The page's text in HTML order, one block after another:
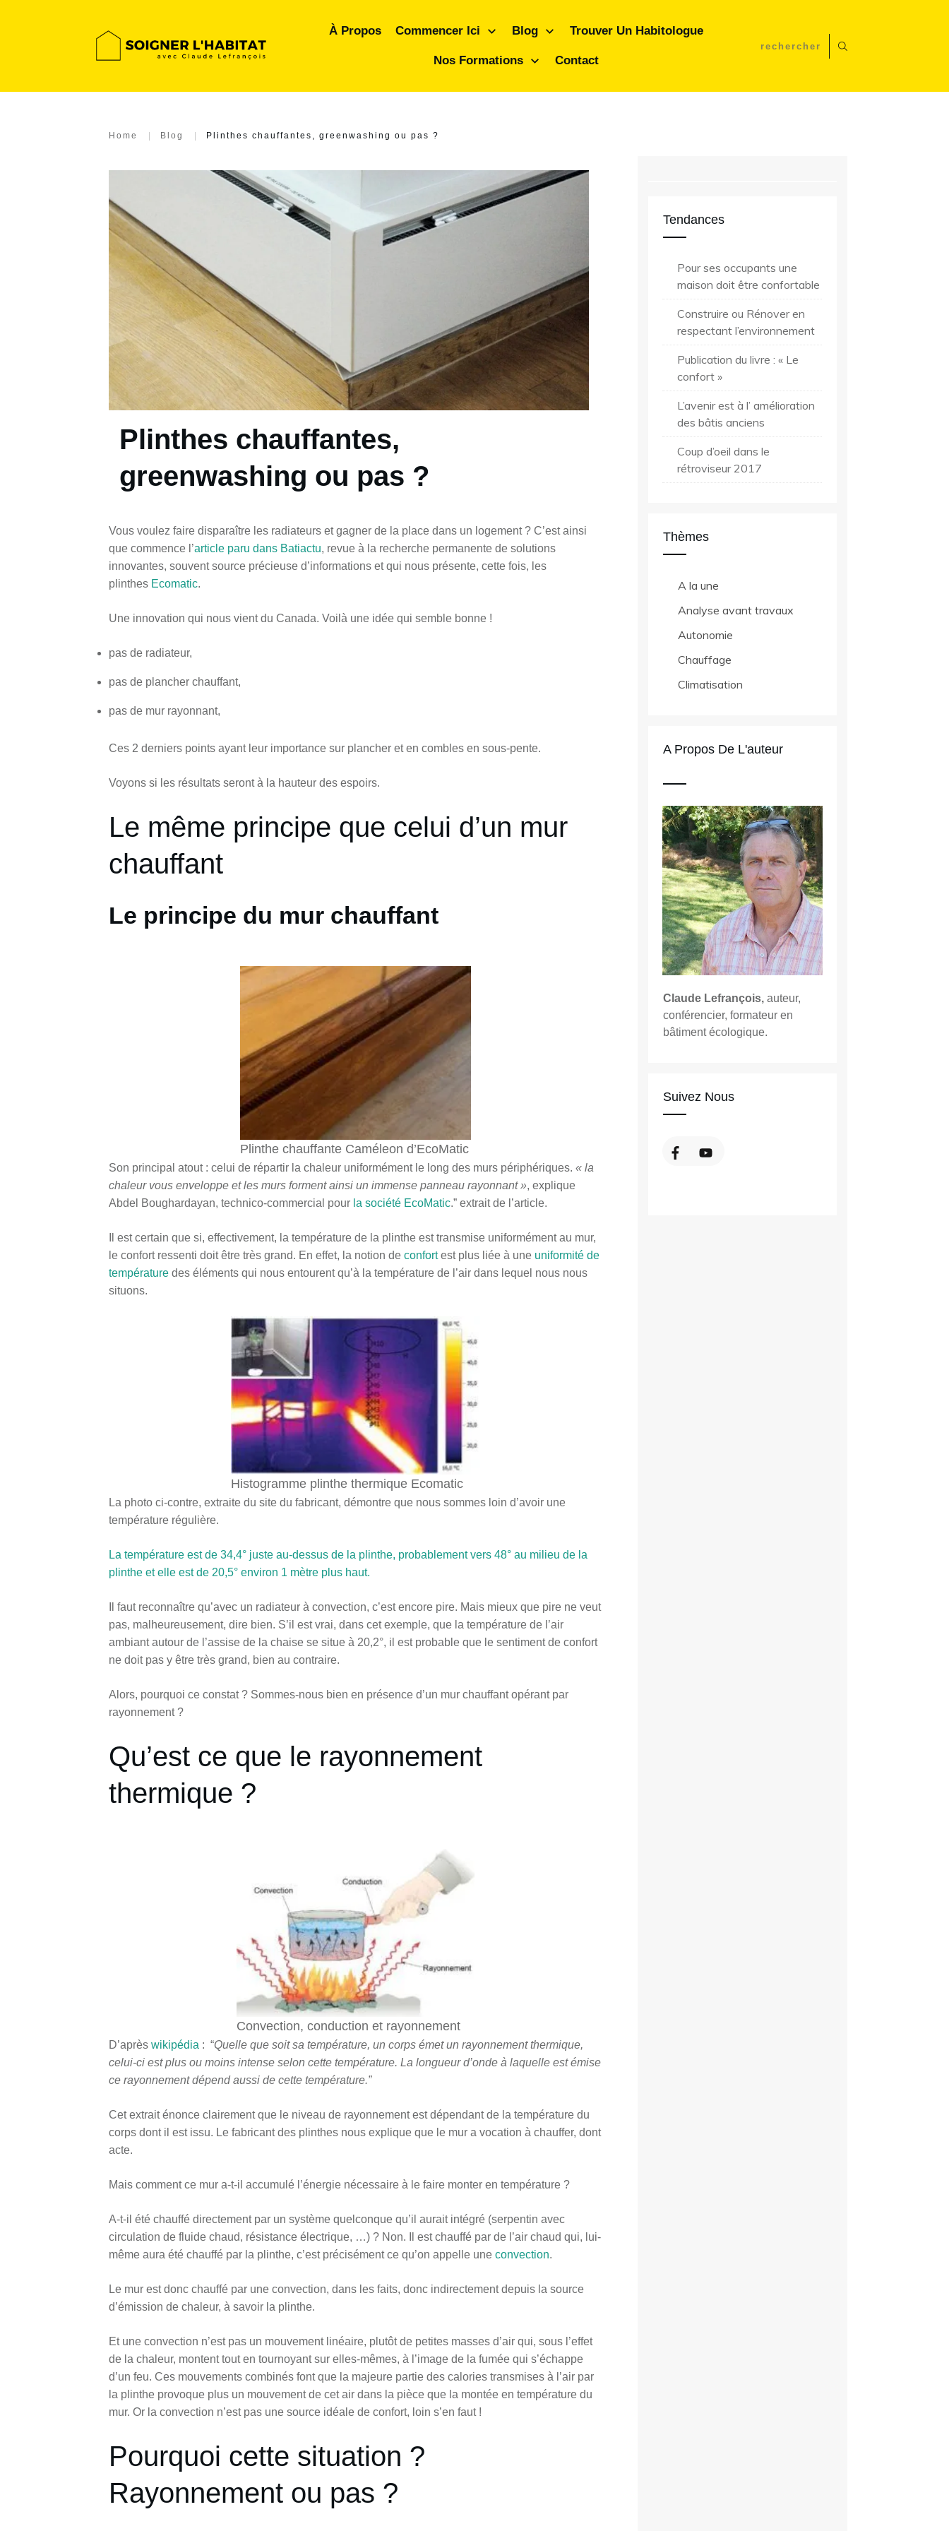
À Propos Commencer Ici Blog Trouver Un Habitologue
Nos Formations Contact
Home Blog Plinthes chauffantes, greenwashing ou pas ?
Plinthes chauffantes,
greenwashing ou pas ?
Vous voulez faire disparaître les radiateurs et gagner de la place dans un logement ? C’est ainsi
que commence l’article paru dans Batiactu, revue à la recherche permanente de solutions
innovantes, souvent source précieuse d’informations et qui nous présente, cette fois, les
plinthes Ecomatic.
Une innovation qui nous vient du Canada. Voilà une idée qui semble bonne !
pas de radiateur,
pas de plancher chauffant,
pas de mur rayonnant,
Ces 2 derniers points ayant leur importance sur plancher et en combles en sous-pente.
Voyons si les résultats seront à la hauteur des espoirs.
Le même principe que celui d’un mur
chauffant
Le principe du mur chauffant
Plinthe chauffante Caméleon d’EcoMatic
Son principal atout : celui de répartir la chaleur uniformément le long des murs périphériques.« la
chaleur vous enveloppe et les murs forment ainsi un immense panneau rayonnant », explique
Abdel Boughardayan, technico-commercial pour la société EcoMatic.” extrait de l’article.
Il est certain que si, effectivement, la température de la plinthe est transmise uniformément au mur,
le confort ressenti doit être très grand. En effet, la notion deconfortest plus liée à une uniformité de
température des éléments qui nous entourent qu’à la température de l’air dans lequel nous nous
situons.
Histogramme plinthe thermique Ecomatic
La photo ci-contre, extraite du site du fabricant, démontre que nous sommes loin d’avoir une
température régulière.
La température est de 34,4° juste au-dessus de la plinthe, probablement vers 48° au milieu de la
plinthe et elle est de 20,5° environ 1 mètre plus haut.
Il faut reconnaître qu’avec un radiateur à convection, c’est encore pire. Mais mieux que pire ne veut
pas, malheureusement, dire bien. S’il est vrai, dans cet exemple, que la température de l’air
ambiant autour de l’assise de la chaise se situe à 20,2°, il est probable que le sentiment de confort
ne doit pas y être très grand, bien au contraire.
Alors, pourquoi ce constat ? Sommes-nous bien en présence d’un mur chauffant opérant par
rayonnement ?
Qu’est ce que le rayonnement
thermique ?
Convection, conduction et rayonnement
D’aprèswikipédia : “Quelle que soit sa température, un corps émet un rayonnement thermique,
celui-ci est plus ou moins intense selon cette température. La longueur d’onde à laquelle est émise
ce rayonnement dépend aussi de cette température.”
Cet extrait énonce clairement que le niveau de rayonnement est dépendant de la température du
corps dont il est issu. Le fabricant des plinthes nous explique que le mur a vocation à chauffer, dont
acte.
Mais comment ce mur a-t-il accumulé l’énergie nécessaire à le faire monter en température ?
A-t-il été chauffé directement par un système quelconque qu’il aurait intégré (serpentin avec
circulation de fluide chaud, résistance électrique, …) ? Non. Il est chauffé par de l’air chaud qui, lui-
même aura été chauffé par la plinthe, c’est précisément ce qu’on appelle uneconvection.
Le mur est donc chauffé par une convection, dans les faits, donc indirectement depuis la source
d’émission de chaleur, à savoir la plinthe.
Et une convection n’est pas un mouvement linéaire, plutôt de petites masses d’air qui, sous l’effet
de la chaleur, montent tout en tournoyant sur elles-mêmes, à l’image de la fumée qui s’échappe
d’un feu. Ces mouvements combinés font que la majeure partie des calories transmises à l’air par
la plinthe provoque plus un mouvement de cet air dans la pièce que la montée en température du
mur. Or la convection n’est pas une source idéale de confort, loin s’en faut !
Pourquoi cette situation ?
Rayonnement ou pas ?
pour des rénovations
l'analyse d’un
Habitologue
avec mes 2 livres
numériques
Tendances
Pour ses occupants une
maison doit être confortable
Construire ou Rénover en
respectant l’environnement
Publication du livre : « Le
confort »
L’avenir est à l’ amélioration
des bâtis anciens
Coup d’oeil dans le
rétroviseur 2017
Thèmes
A la une
Analyse avant travaux
Autonomie
Chauffage
Climatisation
A Propos De L'auteur
Claude Lefrançois,auteur,
conférencier, formateur en
bâtiment écologique.
Suivez Nous